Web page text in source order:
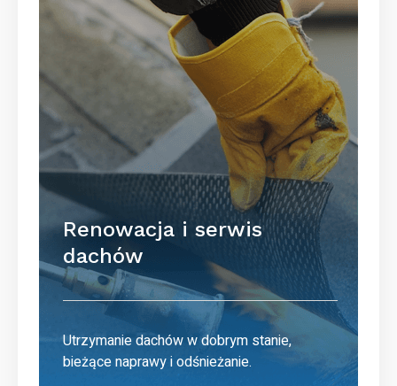
Renowacja i serwis
dachów
Utrzymanie dachów w dobrym stanie,
bieżące naprawy i odśnieżanie.